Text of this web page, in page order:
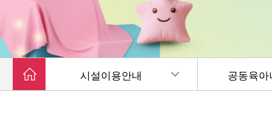
시설이용안내 공동육아